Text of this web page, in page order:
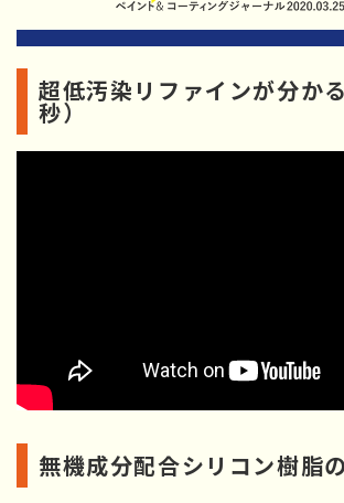
超低汚染リファインが分か
秒）
無機成分配合シリコン樹脂